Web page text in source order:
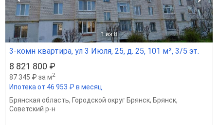
1 из 8
3-комн квартира, ул 3 Июля, 25, д. 25, 101 м², 3/5 эт.
8 821 800 ₽
87 345 ₽ за м2
Ипотека от 46 953 ₽ в месяц
Брянская область, Городской округ Брянск, Брянск,
Советский р-н